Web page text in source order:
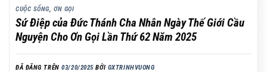
CUỘC SỐNG,ƠN GỌI
Sứ Điệp của Đức Thánh Cha Nhân Ngày Thế Giới Cầu
Nguyện Cho Ơn Gọi Lần Thứ 62 Năm 2025
ĐÃ ĐĂNG TRÊN03/20/2025 BỞI GXTRINHVUONG